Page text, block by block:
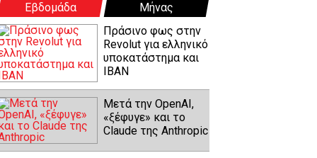
Εβδομάδα
Μήνας
Πράσινο φως στην
Revolut για ελληνικό
υποκατάστημα και
IBAN
Μετά την OpenAI,
«ξέφυγε» και το
Claude της Anthropic